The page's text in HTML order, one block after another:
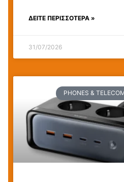
ΔΕΊΤΕ ΠΕΡΙΣΣΟΤΕΡΑ »
31/07/2026
PHONES &